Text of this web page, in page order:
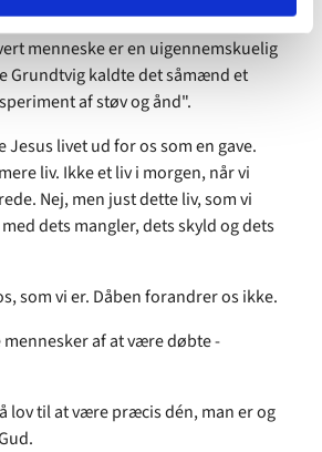
gudløse menneskesyn står så
menneske er en uigennemskuelig
Grundtvig kaldte det såmænd et
af støv og ånd".
Jesus livet ud for os som en gave.
liv. Ikke et liv i morgen, når vi
Nej, men just dette liv, som vi
dets mangler, dets skyld og dets
som vi er. Dåben forandrer os ikke.
af at være døbte -
lov til at være præcis dén, man er og